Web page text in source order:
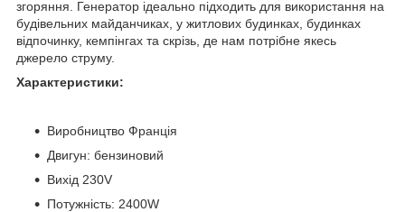
згоряння. Генератор ідеально підходить для використання на
будівельних майданчиках, у житлових будинках, будинках
відпочинку, кемпінгах та скрізь, де нам потрібне якесь
джерело струму.
Характеристики:
Виробництво Франція
Двигун: бензиновий
Вихід 230V
Потужність: 2400W